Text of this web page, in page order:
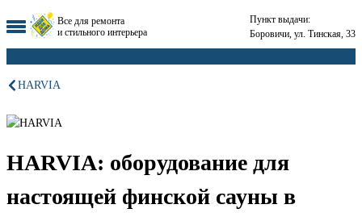
Все для ремонта
и стильного интерьера
Пункт выдачи:
Боровичи, ул. Тинская, 33
HARVIA
HARVIA: оборудование для
настоящей финской сауны в